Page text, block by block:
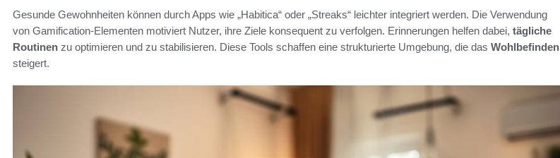
Gesunde Gewohnheiten können durch Apps wie „Habitica“ oder „Streaks“ leichter integriert werden. Die Verwendung
von Gamification-Elementen motiviert Nutzer, ihre Ziele konsequent zu verfolgen. Erinnerungen helfen dabei, tägliche
Routinen zu optimieren und zu stabilisieren. Diese Tools schaffen eine strukturierte Umgebung, die das Wohlbefinden
steigert.